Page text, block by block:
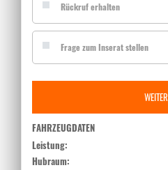
Rückruf erhalten
Frage zum Inserat stellen
WEITER
FAHRZEUGDATEN
Leistung:
Hubraum: